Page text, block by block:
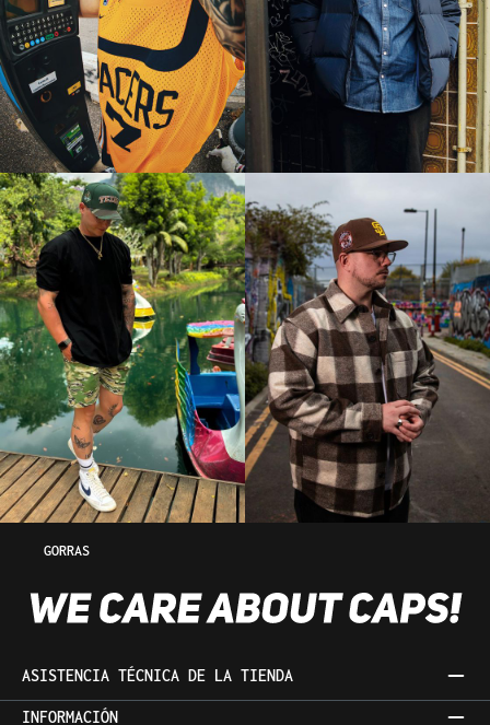
GORRAS
ASISTENCIA TÉCNICA DE LA TIENDA
INFORMACIÓN